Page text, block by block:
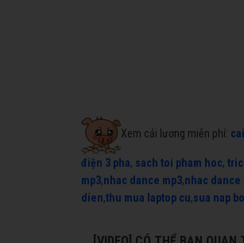
Xem cải lương miễn phí:
điện 3 pha, sach toi pham hoc,
mp3,nhac dance mp3,nhac dance
dien,thu mua laptop cu,sua nap